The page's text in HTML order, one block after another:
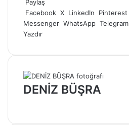
Paylaş
Facebook X LinkedIn Pinterest
Messenger WhatsApp Telegram
Yazdır
DENİZ BÜŞRA